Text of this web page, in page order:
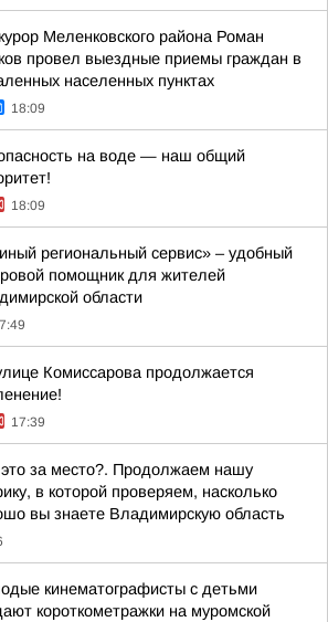
Меленковского района Роман
провел выездные приемы граждан в
населенных пунктах
18:09
на воде — наш общий
18:09
региональный сервис» – удобный
помощник для жителей
области
Комиссарова продолжается
17:39
за место?. Продолжаем нашу
в которой проверяем, насколько
вы знаете Владимирскую область
кинематографисты с детьми
короткометражки на муромской